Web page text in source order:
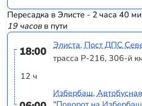
Пересадка в Элисте - 2 часа 40
19 часовв пути
18:00
12 ч
Элиста, Пост ДПС
трасса Р-216, 306-й
Избербаш,